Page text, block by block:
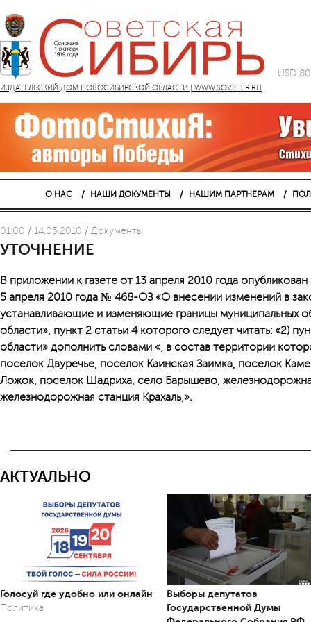
ИЗДАТЕЛЬСКИЙ ДОМ НОВОСИБИРСКОЙ ОБЛАСТИ | WWW.SOVSIBIR.RU
USD
О НАС НАШИ ДОКУМЕНТЫ НАШИМ ПАРТНЕРАМ
01:00 / 14.05.2010 / Документы
УТОЧНЕНИЕ
В приложении к газете от 13 апреля 2010 года
5 апреля 2010 года № 468-ОЗ «О внесении изменений в
устанавливающие и изменяющие границы муниципальных
области», пункт 2 статьи 4 которого следует читать: «2)
области» дополнить словами «, в состав территории
поселок Двуречье, поселок Каинская Заимка, поселок
Ложок, поселок Шадриха, село Барышево,
железнодорожная станция Крахаль,».
АКТУАЛЬНО
Голосуй где удобно или онлайн
Политика
Выборы депутатов
Государственной Думы